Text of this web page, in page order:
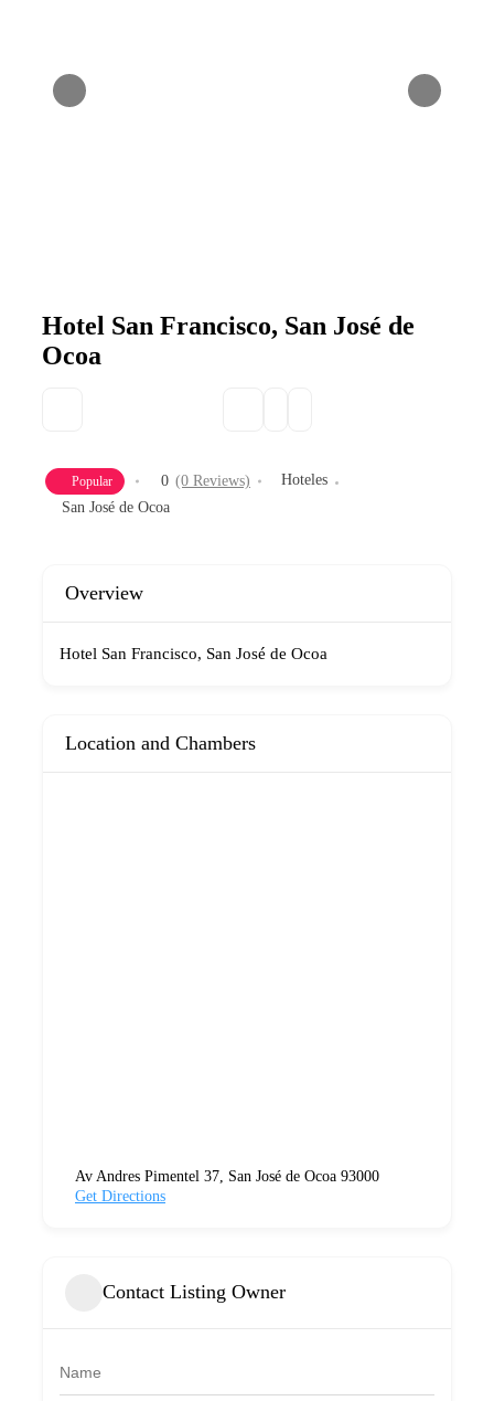
Hotel San Francisco, San José de
Ocoa
Popular 0 (0 Reviews)
Hoteles
San José de Ocoa
Overview
Hotel San Francisco, San José de Ocoa
Location and Chambers
Av Andres Pimentel 37, San José de Ocoa 93000
Get Directions
Contact Listing Owner